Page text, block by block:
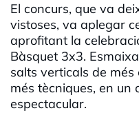
El concurs, que va
vistoses, va aplegar
aprofitant la
Bàsquet 3x3.
salts verticals de
més tècniques, en un
espectacular.